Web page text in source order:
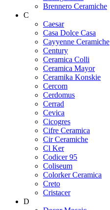
Brennero Ceramiche
C
Caesar
Casa Dolce Casa
Cayyenne Ceramiche
Century
Ceramica Colli
Ceramica Mayor
Ceramika Konskie
Cercom
Cerdomus
Cerrad
Cevica
Cicogres
Cifre Ceramica
Cir Ceramiche
Cl Ker
Codicer 95
Coliseum
Colorker Ceramica
Creto
Cristacer
D